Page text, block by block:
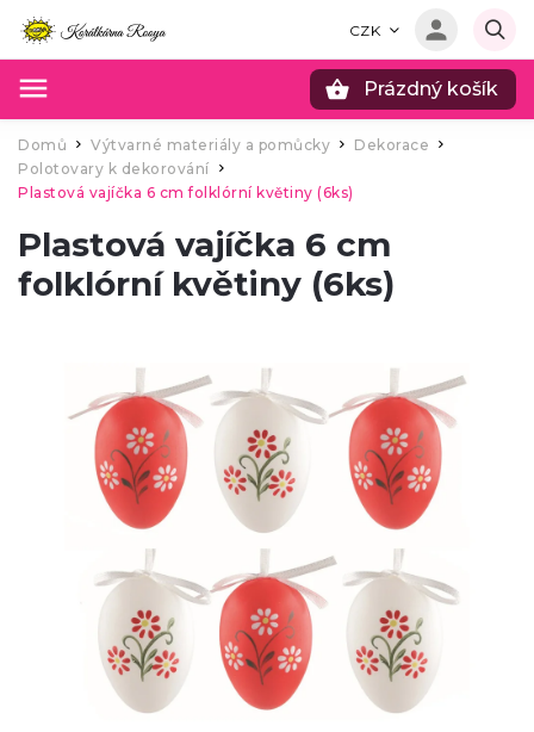
CZK
Prázdný košík
Domů / Výtvarné materiály a pomůcky / Dekorace /
Polotovary k dekorování
Plastová vajíčka 6 cm folklórní květiny (6ks)
Plastová vajíčka 6 cm
folklórní květiny (6ks)